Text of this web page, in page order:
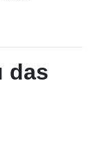
das